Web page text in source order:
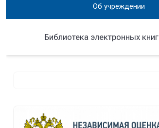
Об учреждении
Библиотека электронных книг